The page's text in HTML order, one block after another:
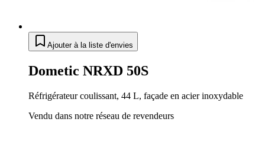
Ajouter à la liste d'envies
Dometic NRXD 50S
Réfrigérateur coulissant, 44 L, façade en acier inoxydable
Vendu dans notre réseau de revendeurs